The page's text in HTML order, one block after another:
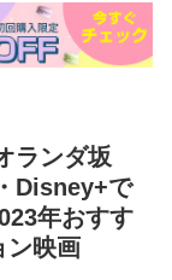
ランダ坂
Disney+で
年おすす
ン映画